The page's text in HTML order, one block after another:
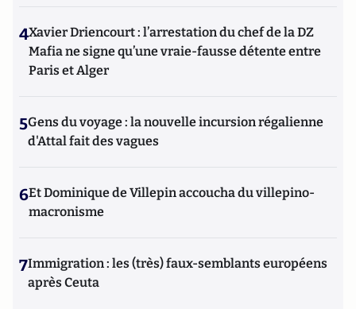
4Xavier Driencourt : l’arrestation du chef de la DZ
Mafia ne signe qu’une vraie-fausse détente entre
Paris et Alger
5Gens du voyage : la nouvelle incursion régalienne
d'Attal fait des vagues
6Et Dominique de Villepin accoucha du villepino-
macronisme
7Immigration : les (très) faux-semblants européens
après Ceuta